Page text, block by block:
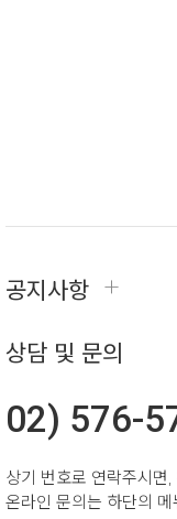
공지사항 +
상담 및 문의
02) 576-
상기 번호로 연락주시면
온라인 문의는 하단의